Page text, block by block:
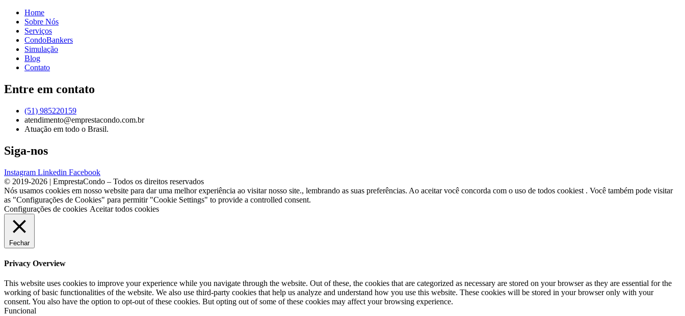
Home
Sobre Nós
Serviços
CondoBankers
Simulação
Blog
Contato
Entre em contato
(51) 985220159
atendimento@emprestacondo.com.br
Atuação em todo o Brasil.
Siga-nos
Instagram Linkedin Facebook
© 2019-2026 | EmprestaCondo – Todos os direitos reservados
Nós usamos cookies em nosso website para dar uma melhor experiência ao visitar nosso site., lembrando as suas preferências. Ao aceitar você concorda com o uso de todos cookiest . Você também pode visitar
as "Configurações de Cookies" para permitir "Cookie Settings" to provide a controlled consent.
Configurações de cookies Aceitar todos cookies
Fechar
Privacy Overview
This website uses cookies to improve your experience while you navigate through the website. Out of these, the cookies that are categorized as necessary are stored on your browser as they are essential for the
working of basic functionalities of the website. We also use third-party cookies that help us analyze and understand how you use this website. These cookies will be stored in your browser only with your
consent. You also have the option to opt-out of these cookies. But opting out of some of these cookies may affect your browsing experience.
Funcional